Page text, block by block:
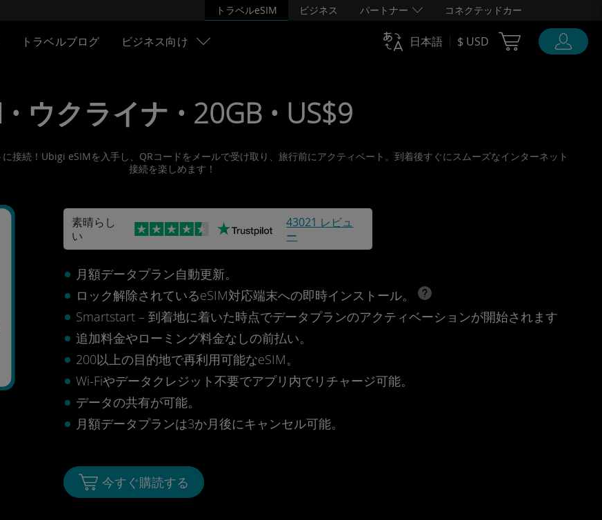
トラベルeSIM ビジネス パートナー コネクテッドカー
トラベルブログ ビジネス向け 日本語 $ USD Cart Ubigi
• ウクライナ • 20GB • US$9
接続！Ubigi eSIMを入手し、QRコードをメールで受け取り、旅行前にアクティベート。到着後すぐにスムーズなインターネット
接続を楽しめます！
素晴らし
い
43021 レビュ
ー
月額データプラン自動更新。
ロック解除されているeSIM対応端末への即時インストール。
Smartstart – 到着地に着いた時点でデータプランのアクティベーションが開始されます
追加料金やローミング料金なしの前払い。
200以上の目的地で再利用可能なeSIM。
Wi-Fiやデータクレジット不要でアプリ内でリチャージ可能。
データの共有が可能。
月額データプランは3か月後にキャンセル可能。
今すぐ購読する